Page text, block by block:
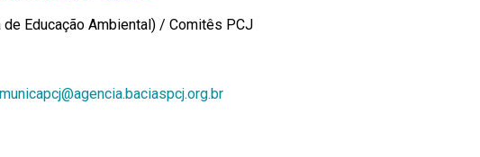
de Educação Ambiental) / Comitês PCJ